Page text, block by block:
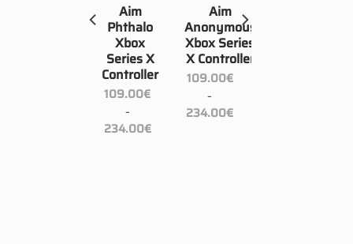
Aim
Phthalo
Xbox
Series X
Controller
109.00€
–
234.00€Preisspanne:
109.00€
Aim
Anonymous
Xbox Series
X Controller
109.00€
–
234.00€Preisspanne:
109.00€
Preisspanne:
109.00€